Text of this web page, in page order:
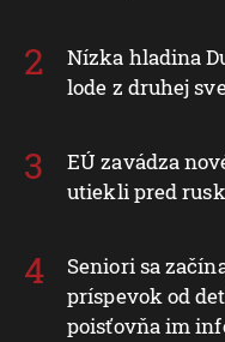
Nízka hladina
lode z druhej
EÚ zavádza
utiekli pred
Seniori sa
príspevok od
poisťovňa im